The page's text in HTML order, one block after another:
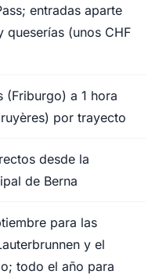
entradas aparte
queserías (unos CHF
(Friburgo) a 1 hora
por trayecto
desde la
de Berna
para las
y el
todo el año para